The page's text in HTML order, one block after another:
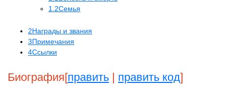
1.2Семья
2Награды и звания
3Примечания
4Ссылки
Биография[править | править код]